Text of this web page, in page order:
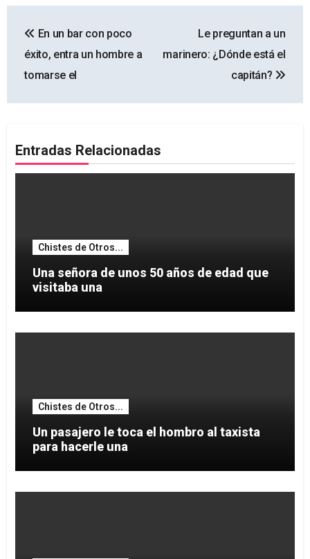
de
entradas
En un bar con poco
éxito, entra un hombre a
tomarse el
Le preguntan a un
marinero: ¿Dónde está el
capitán?
Entradas Relacionadas
Chistes de Otros...
Una señora de unos 50 años de edad que
visitaba una
Chistes de Otros...
Un pasajero le toca el hombro al taxista
para hacerle una